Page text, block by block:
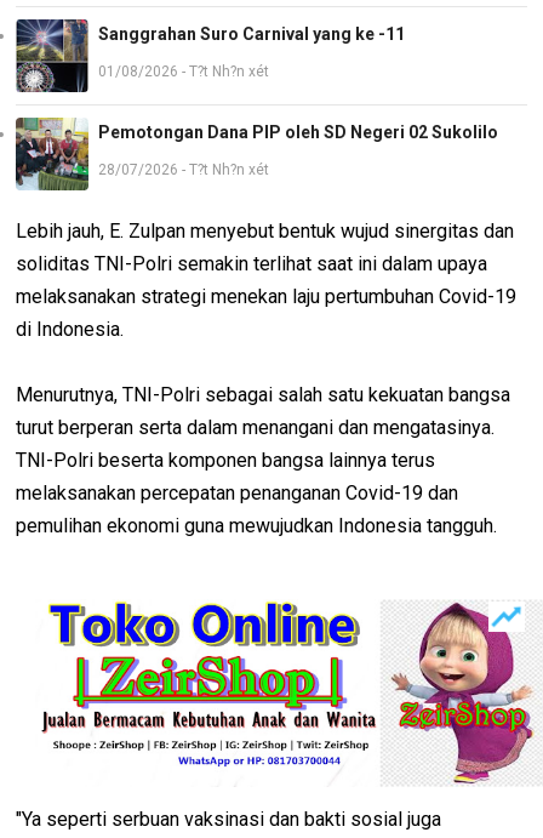
Sanggrahan Suro Carnival yang ke -11
01/08/2026 - T?t Nh?n xét
Pemotongan Dana PIP oleh SD Negeri 02 Sukolilo
28/07/2026 - T?t Nh?n xét
Lebih jauh, E. Zulpan menyebut bentuk wujud sinergitas dan
soliditas TNI-Polri semakin terlihat saat ini dalam upaya
melaksanakan strategi menekan laju pertumbuhan Covid-19
di Indonesia.
Menurutnya, TNI-Polri sebagai salah satu kekuatan bangsa
turut berperan serta dalam menangani dan mengatasinya.
TNI-Polri beserta komponen bangsa lainnya terus
melaksanakan percepatan penanganan Covid-19 dan
pemulihan ekonomi guna mewujudkan Indonesia tangguh.
"Ya seperti serbuan vaksinasi dan bakti sosial juga